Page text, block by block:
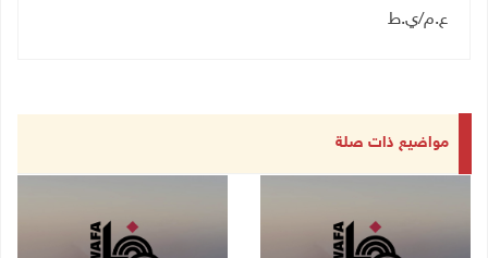
ع.م/ي.ط
مواضيع ذات صلة